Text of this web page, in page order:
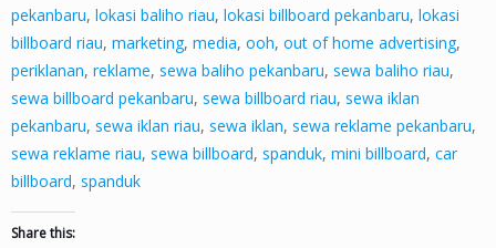
pekanbaru, lokasi baliho riau, lokasi billboard pekanbaru, lokasi
billboard riau, marketing, media, ooh, out of home advertising,
periklanan, reklame, sewa baliho pekanbaru, sewa baliho riau,
sewa billboard pekanbaru, sewa billboard riau, sewa iklan
pekanbaru, sewa iklan riau, sewa iklan, sewa reklame pekanbaru,
sewa reklame riau, sewa billboard, spanduk, mini billboard, car
billboard, spanduk
Share this: